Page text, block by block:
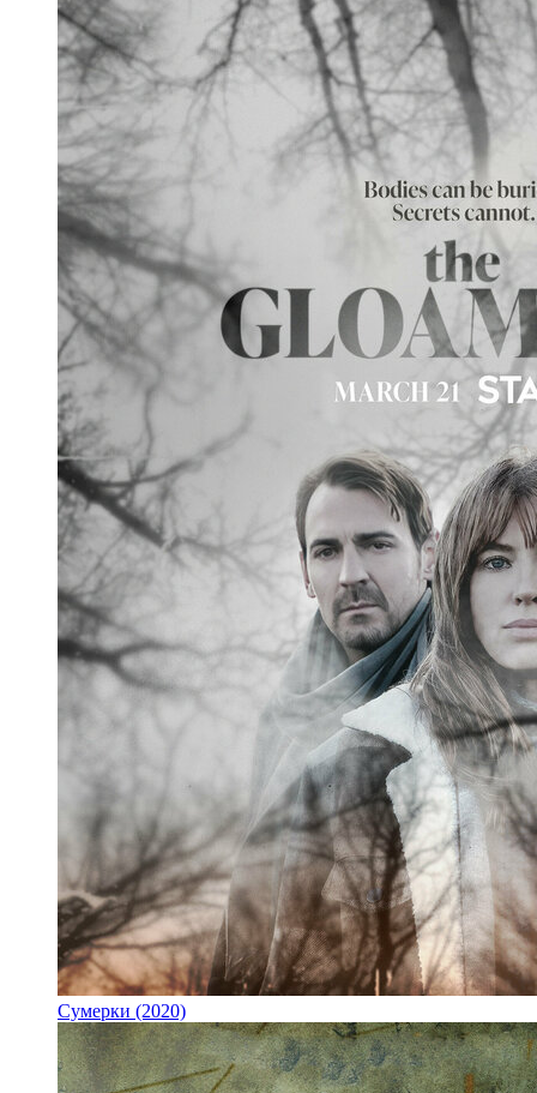
Сумерки (2020)